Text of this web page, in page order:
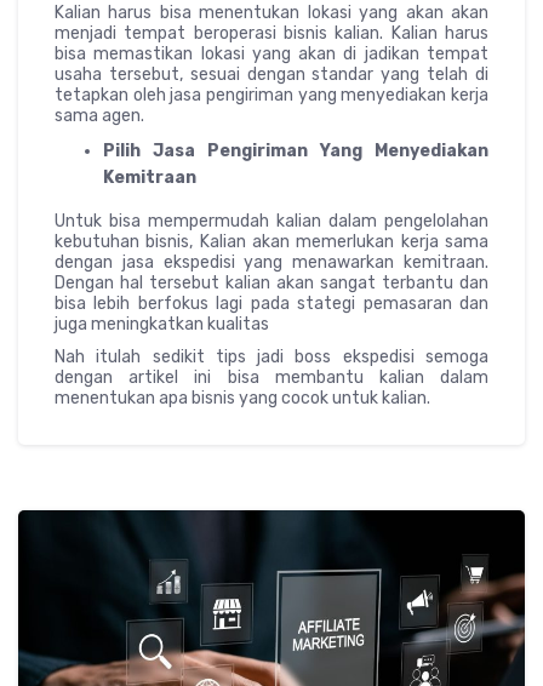
Kalian harus bisa menentukan lokasi yang akan akan
menjadi tempat beroperasi bisnis kalian. Kalian harus
bisa memastikan lokasi yang akan di jadikan tempat
usaha tersebut, sesuai dengan standar yang telah di
tetapkan oleh jasa pengiriman yang menyediakan kerja
sama agen.
Pilih Jasa Pengiriman Yang Menyediakan
Kemitraan
Untuk bisa mempermudah kalian dalam pengelolahan
kebutuhan bisnis, Kalian akan memerlukan kerja sama
dengan jasa ekspedisi yang menawarkan kemitraan.
Dengan hal tersebut kalian akan sangat terbantu dan
bisa lebih berfokus lagi pada stategi pemasaran dan
juga meningkatkan kualitas
Nah itulah sedikit tips jadi boss ekspedisi semoga
dengan artikel ini bisa membantu kalian dalam
menentukan apa bisnis yang cocok untuk kalian.